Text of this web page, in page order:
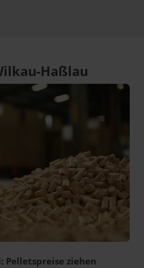
Haßlau
ziehen